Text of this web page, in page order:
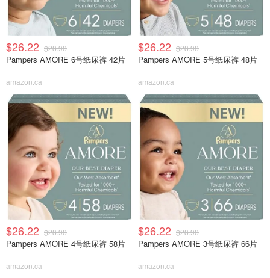
$26.22 $28.98
Pampers AMORE 6号纸尿裤 42片
amazon.ca
$26.22 $28.98
Pampers AMORE 5号纸尿裤 48片
amazon.ca
$26.22 $28.98
Pampers AMORE 4号纸尿裤 58片
amazon.ca
$26.22 $28.98
Pampers AMORE 3号纸尿裤 66片
amazon.ca